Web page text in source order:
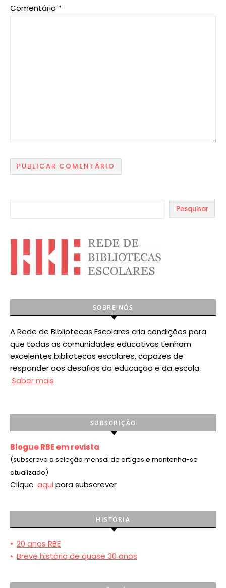
Comentário *
Pesquisar
SOBRE NÓS
A Rede de Bibliotecas Escolares cria condições para
que todas as comunidades educativas tenham
excelentes bibliotecas escolares, capazes de
responder aos desafios da educação e da escola.
Saber mais
SUBSCRIÇÃO
Blogue RBE em revista
(subscreva a seleção mensal de artigos e mantenha-se
atualizado)
Clique aqui para subscrever
HISTÓRIA
• 20 anos RBE
• Breve história de quase 30 anos